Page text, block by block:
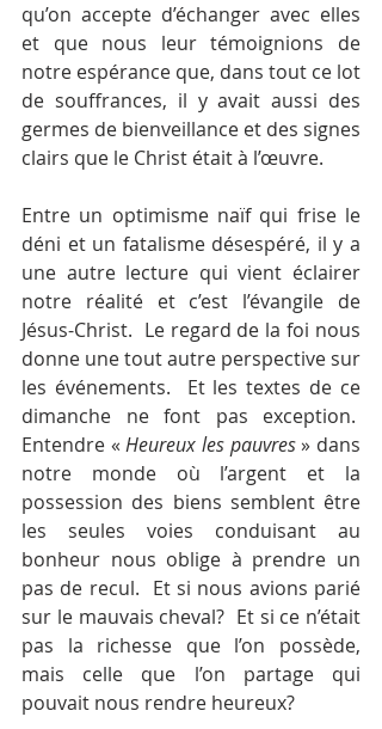
qu’on accepte d’échanger avec elles
et que nous leur témoignions de
notre espérance que, dans tout ce lot
de souffrances, il y avait aussi des
germes de bienveillance et des signes
clairs que le Christ était à l’œuvre.
Entre un optimisme naïf qui frise le
déni et un fatalisme désespéré, il y a
une autre lecture qui vient éclairer
notre réalité et c’est l’évangile de
Jésus-Christ.  Le regard de la foi nous
donne une tout autre perspective sur
les événements.  Et les textes de ce
dimanche ne font pas exception.
Entendre « Heureux les pauvres » dans
notre monde où l’argent et la
possession des biens semblent être
les seules voies conduisant au
bonheur nous oblige à prendre un
pas de recul.  Et si nous avions parié
sur le mauvais cheval?  Et si ce n’était
pas la richesse que l’on possède,
mais celle que l’on partage qui
pouvait nous rendre heureux?